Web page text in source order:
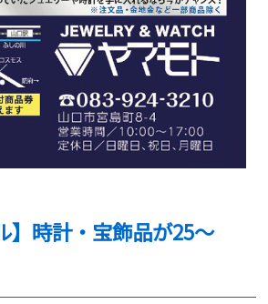
】時計・宝飾品が25〜